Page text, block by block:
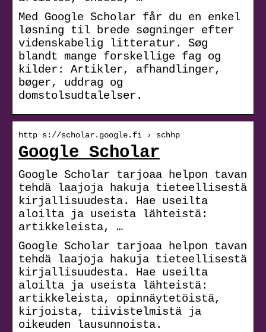
Med Google Scholar får du en enkel
løsning til brede søgninger efter
videnskabelig litteratur. Søg
blandt mange forskellige fag og
kilder: Artikler, afhandlinger,
bøger, uddrag og
domstolsudtalelser.
http s://scholar.google.fi › schhp
Google Scholar
Google Scholar tarjoaa helpon tavan
tehdä laajoja hakuja tieteellisestä
kirjallisuudesta. Hae useilta
aloilta ja useista lähteistä:
artikkeleista, …
Google Scholar tarjoaa helpon tavan
tehdä laajoja hakuja tieteellisestä
kirjallisuudesta. Hae useilta
aloilta ja useista lähteistä:
artikkeleista, opinnäytetöistä,
kirjoista, tiivistelmistä ja
oikeuden lausunnoista.